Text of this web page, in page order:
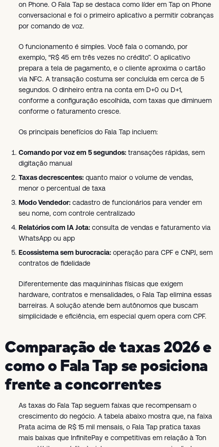
on Phone. O Fala Tap se destaca como líder em Tap on Phone
conversacional e foi o primeiro aplicativo a permitir cobranças
por comando de voz.
O funcionamento é simples. Você fala o comando, por
exemplo, “R$ 45 em três vezes no crédito”. O aplicativo
prepara a tela de pagamento, e o cliente aproxima o cartão
via NFC. A transação costuma ser concluída em cerca de 5
segundos. O dinheiro entra na conta em D+0 ou D+1,
conforme a configuração escolhida, com taxas que diminuem
conforme o faturamento cresce.
Os principais benefícios do Fala Tap incluem:
Comando por voz em 5 segundos: transações rápidas, sem
digitação manual
Taxas decrescentes: quanto maior o volume de vendas,
menor o percentual de taxa
Modo Vendedor: cadastro de funcionários para vender em
seu nome, com controle centralizado
Relatórios com IA Jota: consulta de vendas e faturamento via
WhatsApp ou app
Ecossistema sem burocracia: operação para CPF e CNPJ, sem
contratos de fidelidade
Diferentemente das maquininhas físicas que exigem
hardware, contratos e mensalidades, o Fala Tap elimina essas
barreiras. A solução atende bem autônomos que buscam
simplicidade e eficiência, em especial quem opera com CPF.
Comparação de taxas 2026 e
como o Fala Tap se posiciona
frente a concorrentes
As taxas do Fala Tap seguem faixas que recompensam o
crescimento do negócio. A tabela abaixo mostra que, na faixa
Prata acima de R$ 15 mil mensais, o Fala Tap pratica taxas
mais baixas que InfinitePay e competitivas em relação à Ton